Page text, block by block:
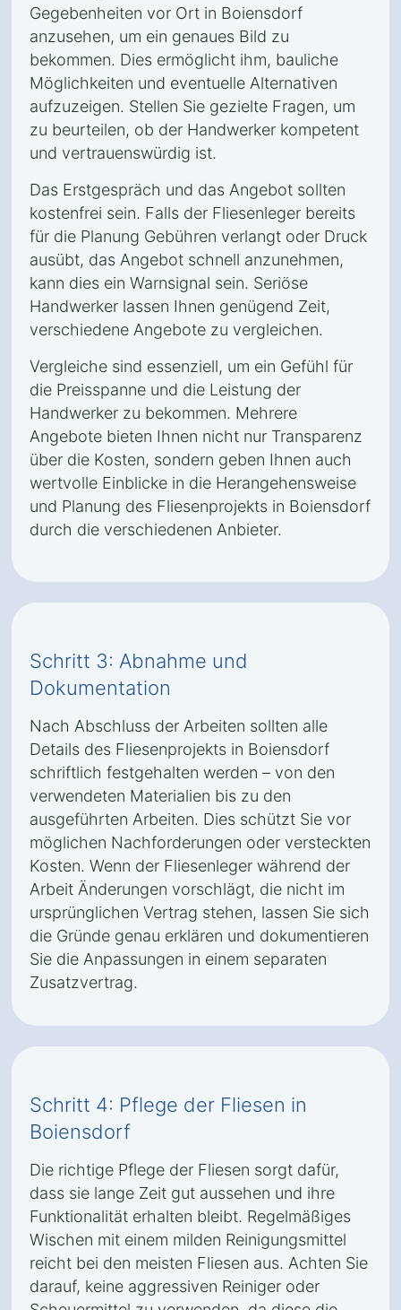
Gegebenheiten vor Ort in Boiensdorf
anzusehen, um ein genaues Bild zu
bekommen. Dies ermöglicht ihm, bauliche
Möglichkeiten und eventuelle Alternativen
aufzuzeigen. Stellen Sie gezielte Fragen, um
zu beurteilen, ob der Handwerker kompetent
und vertrauenswürdig ist.
Das Erstgespräch und das Angebot sollten
kostenfrei sein. Falls der Fliesenleger bereits
für die Planung Gebühren verlangt oder Druck
ausübt, das Angebot schnell anzunehmen,
kann dies ein Warnsignal sein. Seriöse
Handwerker lassen Ihnen genügend Zeit,
verschiedene Angebote zu vergleichen.
Vergleiche sind essenziell, um ein Gefühl für
die Preisspanne und die Leistung der
Handwerker zu bekommen. Mehrere
Angebote bieten Ihnen nicht nur Transparenz
über die Kosten, sondern geben Ihnen auch
wertvolle Einblicke in die Herangehensweise
und Planung des Fliesenprojekts in Boiensdorf
durch die verschiedenen Anbieter.
Schritt 3: Abnahme und
Dokumentation
Nach Abschluss der Arbeiten sollten alle
Details des Fliesenprojekts in Boiensdorf
schriftlich festgehalten werden – von den
verwendeten Materialien bis zu den
ausgeführten Arbeiten. Dies schützt Sie vor
möglichen Nachforderungen oder versteckten
Kosten. Wenn der Fliesenleger während der
Arbeit Änderungen vorschlägt, die nicht im
ursprünglichen Vertrag stehen, lassen Sie sich
die Gründe genau erklären und dokumentieren
Sie die Anpassungen in einem separaten
Zusatzvertrag.
Schritt 4: Pflege der Fliesen in
Boiensdorf
Die richtige Pflege der Fliesen sorgt dafür,
dass sie lange Zeit gut aussehen und ihre
Funktionalität erhalten bleibt. Regelmäßiges
Wischen mit einem milden Reinigungsmittel
reicht bei den meisten Fliesen aus. Achten Sie
darauf, keine aggressiven Reiniger oder